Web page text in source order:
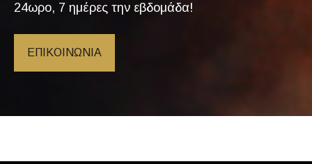
24ωρο, 7 ημέρες την εβδομάδα!
ΕΠΙΚΟΙΝΩΝΊΑ